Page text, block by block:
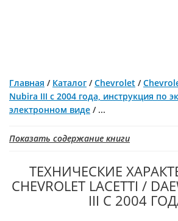
Главная / Каталог /Chevrolet /
Nubira III с 2004 года, инструкция по
электронном виде / ...
Показать содержание книги
ТЕХНИЧЕСКИЕ
CHEVROLET LACETTI /
III С 2004